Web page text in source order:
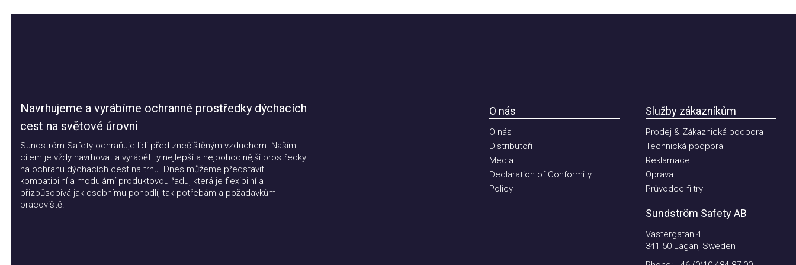
Navrhujeme a vyrábíme ochranné prostředky dýchacích
cest na světové úrovni
Sundström Safety ochraňuje lidi před znečištěným vzduchem. Naším
cílem je vždy navrhovat a vyrábět ty nejlepší a nejpohodlnější prostředky
na ochranu dýchacích cest na trhu. Dnes můžeme představit
kompatibilní a modulární produktovou řadu, která je flexibilní a
přizpůsobivá jak osobnímu pohodlí, tak potřebám a požadavkům
pracoviště.
O nás
O nás
Distributoři
Media
Declaration of Conformity
Policy
Služby zákazníkům
Prodej & Zákaznická podpora
Technická podpora
Reklamace
Oprava
Průvodce filtry
Sundström Safety AB
Västergatan 4
341 50 Lagan, Sweden